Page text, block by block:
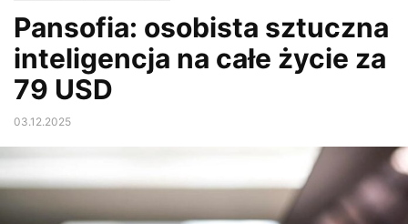
Pansofia: osobista sztuczna
inteligencja na całe życie za
79 USD
03.12.2025